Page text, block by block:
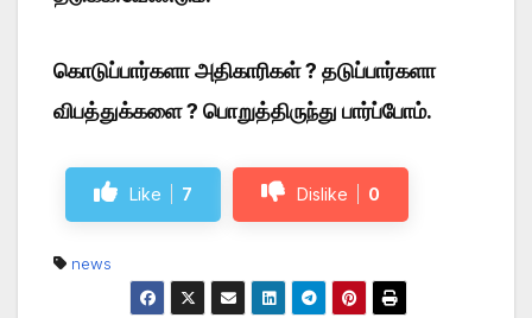
கொடுப்பார்களா அதிகாரிகள் ? தடுப்பார்களா
விபத்துக்களை ? பொறுத்திருந்து பார்ப்போம்.
Like 7 Dislike 0
news